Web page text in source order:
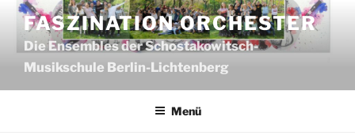
Zum
Inhalt
springen
FASZINATION ORCHESTER
Die Ensembles der Schostakowitsch-
Musikschule Berlin-Lichtenberg
Menü